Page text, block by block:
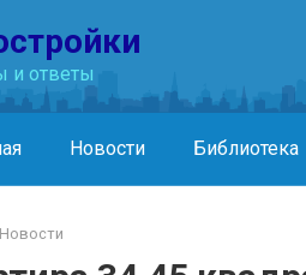
и ответы
Новости Библиотека
Новости